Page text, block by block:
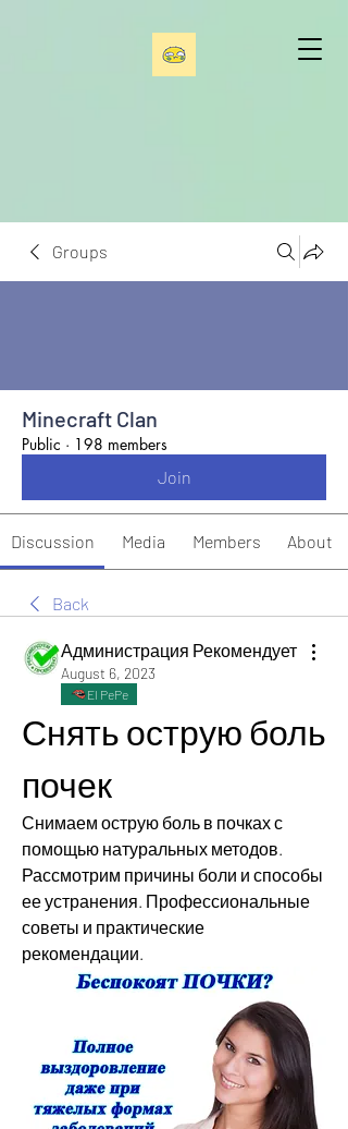
Groups
Minecraft Clan
Public · 198 members
Join
Discussion Media Members About
Back
Администрация Рекомендует
August 6, 2023
El PePe
Снять острую боль
почек
Снимаем острую боль в почках с
помощью натуральных методов.
Рассмотрим причины боли и способы
ее устранения. Профессиональные
советы и практические
рекомендации.